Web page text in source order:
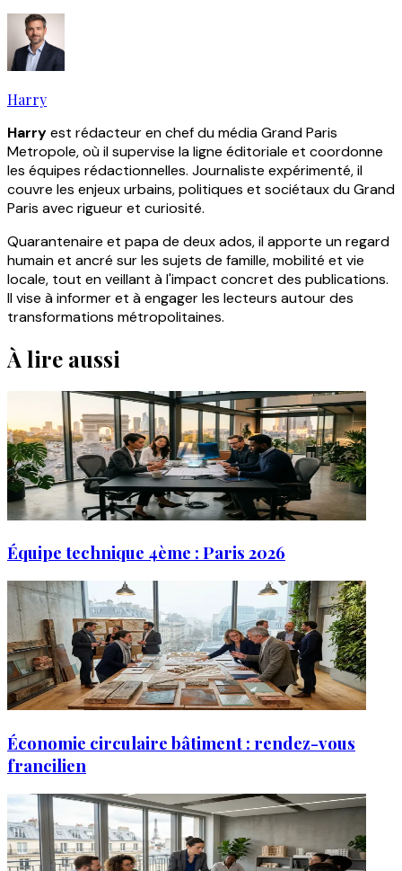
Harry
Harryest rédacteur en chef du média Grand Paris
Metropole, où il supervise la ligne éditoriale et coordonne
les équipes rédactionnelles. Journaliste expérimenté, il
couvre les enjeux urbains, politiques et sociétaux du Grand
Paris avec rigueur et curiosité.
Quarantenaire et papa de deux ados, il apporte un regard
humain et ancré sur les sujets de famille, mobilité et vie
locale, tout en veillant à l'impact concret des publications.
Il vise à informer et à engager les lecteurs autour des
transformations métropolitaines.
À lire aussi
Équipe technique 4ème : Paris 2026
Économie circulaire bâtiment : rendez-vous
francilien